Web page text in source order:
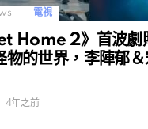
電視
Home 2》首波劇
物的世界，李陣郁
4年之前